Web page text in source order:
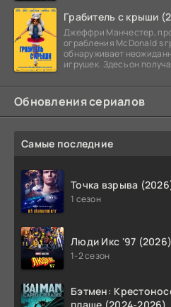
Грабитель с крыши
Джеффри Манчестер,
ограбления McDonald s
обнаруживает
игрушек. Здесь он
Обновления сериалов
Самые последние
Точка взрыва
1 сезон
Люди Икс '97 (2026)
1-2 сезон
Бэтмен: